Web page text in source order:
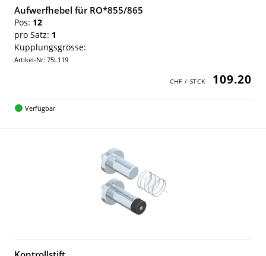
Aufwerfhebel für RO*855/865
Pos: 12
pro Satz: 1
Kupplungsgrösse:
Artikel-Nr: 75L119
109.20
Verfügbar